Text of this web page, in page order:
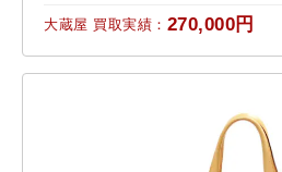
大蔵屋 買取実績： 270,000円